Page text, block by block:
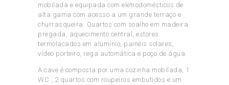
mobilada e equipada com eletrodomésticos de
alta gama com acesso a um grande terraço e
churrasqueira. Quartos com soalho em madeira
pregada, aquecimento central, estores
termolacados em alumínio, painéis solares,
vídeo porteiro, rega automática e poço de água.
A cave é composta por uma cozinha mobilada, 1
WC , 2 quartos com roupeiros embutidos e um